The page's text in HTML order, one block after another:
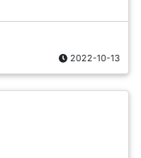
2022-10-13